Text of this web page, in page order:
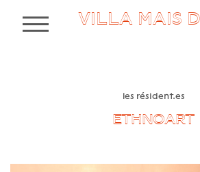
VILLA MAIS
MENU
les résident.es
ETHNOART